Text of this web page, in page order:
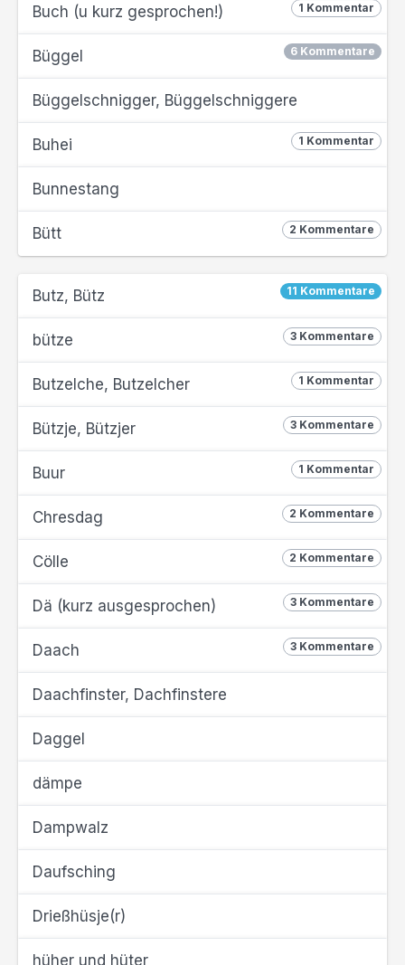
1 Kommentar
Buch (u kurz gesprochen!)
6 Kommentare
Büggel
Büggelschnigger, Büggelschniggere
1 Kommentar
Buhei
Bunnestang
2 Kommentare
Bütt
11 Kommentare
Butz, Bütz
3 Kommentare
bütze
1 Kommentar
Butzelche, Butzelcher
3 Kommentare
Bützje, Bützjer
1 Kommentar
Buur
2 Kommentare
Chresdag
2 Kommentare
Cölle
3 Kommentare
Dä (kurz ausgesprochen)
3 Kommentare
Daach
Daachfinster, Dachfinstere
Daggel
dämpe
Dampwalz
Daufsching
Drießhüsje(r)
hüher und hüter